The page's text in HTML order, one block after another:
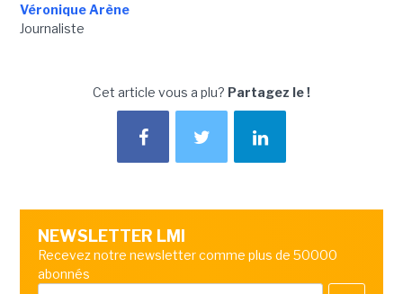
Véronique Arène
Journaliste
Cet article vous a plu? Partagez le !
NEWSLETTER LMI
Recevez notre newsletter comme plus de 50000
abonnés